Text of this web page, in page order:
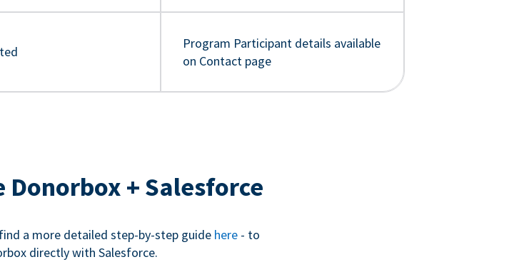
Program Participant details available
on Contact page
+ Salesforce
a more detailed step-by-step guide here- to
directly with Salesforce.